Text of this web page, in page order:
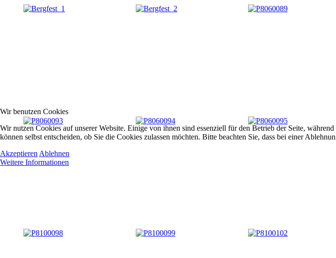
Wir benutzen Cookies
Wir nutzen Cookies auf unserer Website. Einige von ihnen sind essenziell für den Betrieb der Seite,
können selbst entscheiden, ob Sie die Cookies zulassen möchten. Bitte beachten Sie, dass bei einer
Akzeptieren Ablehnen
Weitere Informationen